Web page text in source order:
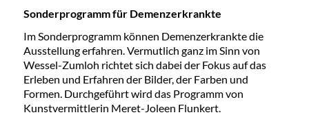
Sonderprogramm für Demenzerkrankte
Im Sonderprogramm können Demenzerkrankte die
Ausstellung erfahren. Vermutlich ganz im Sinn von
Wessel-Zumloh richtet sich dabei der Fokus auf das
Erleben und Erfahren der Bilder, der Farben und
Formen. Durchgeführt wird das Programm von
Kunstvermittlerin Meret-Joleen Flunkert.